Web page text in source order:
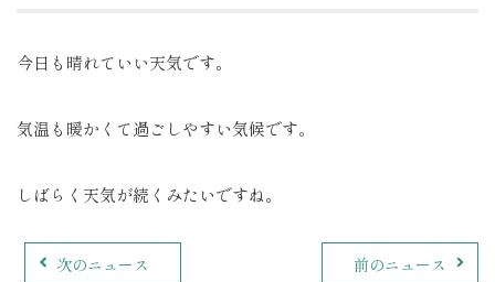
今日も晴れていい天気です。
気温も暖かくて過ごしやすい気候です。
しばらく天気が続くみたいですね。
次のニュース 前のニュース